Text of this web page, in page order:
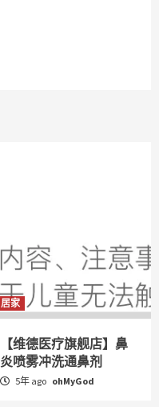
居家
【维德医疗旗舰店】鼻
炎喷雾冲洗通鼻剂
5年 ago ohMyGod